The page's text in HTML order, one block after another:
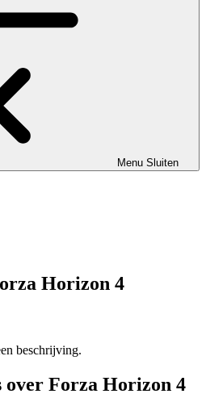
Menu Sluiten
Horizon 4
beschrijving.
over Forza Horizon 4